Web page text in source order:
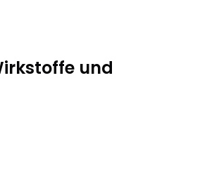
und